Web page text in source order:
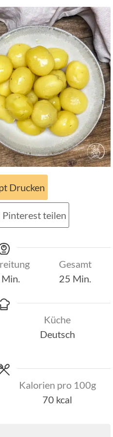
Drucken
Pinterest teilen
Minuten
Min.
Gesamt
25 Minuten
Min.
Küche
Deutsch
Kalorien pro 100g
70 kcal